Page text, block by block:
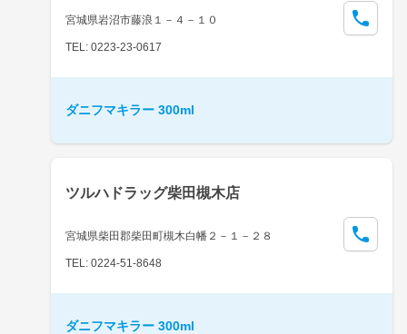
宮城県岩沼市藤浪１－４－１０
TEL: 0223-23-0617
ダニフマキラー 300ml
ツルハドラッグ柴田槻木店
宮城県柴田郡柴田町槻木白幡２－１－２８
TEL: 0224-51-8648
ダニフマキラー 300ml